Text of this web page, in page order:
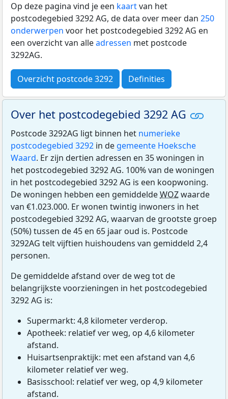
Op deze pagina vind je een kaartvan het
postcodegebied 3292 AG, de data over meer dan 250
onderwerpen voor het postcodegebied 3292 AG en
een overzicht van alleadressen met postcode
3292AG.
Overzicht postcode 3292 Definities
Over het postcodegebied 3292 AG
Postcode 3292AG ligt binnen het numerieke
postcodegebied 3292 in de gemeente Hoeksche
Waard. Er zijn dertien adressen en 35 woningen in
het postcodegebied 3292 AG. 100% van de woningen
in het postcodegebied 3292 AG is een koopwoning.
De woningen hebben een gemiddeldeWOZwaarde
van €1.023.000. Er wonen twintig inwoners in het
postcodegebied 3292 AG, waarvan de grootste groep
(50%) tussen de 45 en 65 jaar oud is. Postcode
3292AG telt vijftien huishoudens van gemiddeld 2,4
personen.
De gemiddelde afstand over de weg tot de
belangrijkste voorzieningen in het postcodegebied
3292 AG is:
Supermarkt: 4,8 kilometer verderop.
Apotheek: relatief ver weg, op 4,6 kilometer
afstand.
Huisartsenpraktijk: met een afstand van 4,6
kilometer relatief ver weg.
Basisschool: relatief ver weg, op 4,9 kilometer
afstand.